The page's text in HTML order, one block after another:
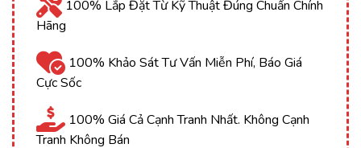
100% Lắp Đặt Từ Kỹ Thuật Đúng Chuẩn Chính
Hãng
100% Khảo Sát Tư Vấn Miễn Phí, Báo Giá
Cực Sốc
100% Giá Cả Cạnh Tranh Nhất. Không Cạnh
Tranh Không Bán